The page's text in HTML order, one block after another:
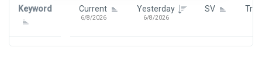
Keyword Current
6/8/2026
Yesterday
6/8/2026
SV